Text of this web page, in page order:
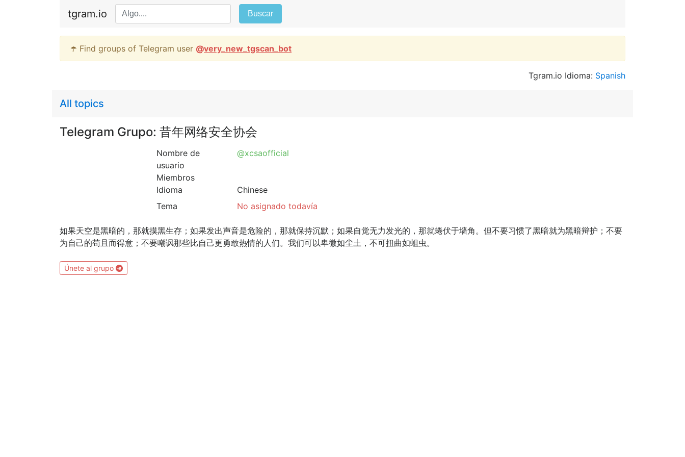
tgram.io Buscar
☂️ Find groups of Telegram user @very_new_tgscan_bot
Tgram.io Idioma: Spanish
All topics
Telegram Grupo: 昔年网络安全协会
Nombre de
usuario
@xcsaofficial
Miembros
Idioma
Chinese
Tema
No asignado todavía
如果天空是黑暗的，那就摸黑生存；如果发出声音是危险的，那就保持沉默；如果自觉无力发光的，那就蜷伏于墙角。但不要习惯了黑暗就为黑暗辩护；不要
为自己的苟且而得意；不要嘲讽那些比自己更勇敢热情的人们。我们可以卑微如尘土，不可扭曲如蛆虫。
Únete al grupo